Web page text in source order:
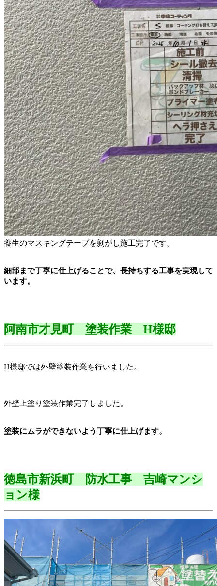
養生のマスキングテープを剝がし施工完了です。
細部まで丁寧に仕上げることで、長持ちする工事を実現して
います。
阿南市才見町 塗装作業 H様邸
H様邸では外壁塗装作業を行いました。
外壁上塗り塗装作業完了しました。
塗装にムラができないよう丁寧に仕上げます。
徳島市新浜町 防水工事 吉崎マンシ
ョン様